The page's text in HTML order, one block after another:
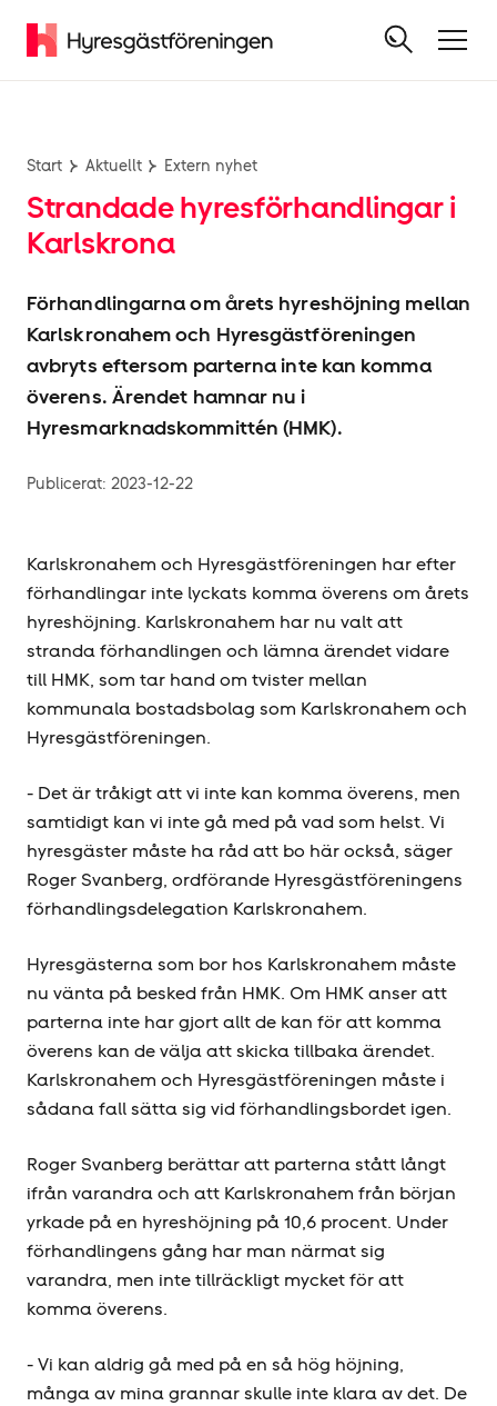
Start Aktuellt Extern nyhet
Strandade hyres­förhandlingar i
Karlskrona
Förhandlingarna om årets hyres­höjning mellan
Karlskronahem och Hyresgäst­föreningen
avbryts eftersom parterna inte kan komma
överens. Ärendet hamnar nu i
Hyresmarknadskommittén (HMK).
Publicerat: 2023-12-22
Karlskronahem och Hyresgäst­föreningen har efter
förhandlingar inte lyckats komma överens om årets
hyres­höjning. Karlskronahem har nu valt att
stranda förhandlingen och lämna ärendet vidare
till HMK, som tar hand om tvister mellan
kommunala bostadsbolag som Karlskronahem och
Hyresgäst­föreningen.
- Det är tråkigt att vi inte kan komma överens, men
samtidigt kan vi inte gå med på vad som helst. Vi
hyresgäster måste ha råd att bo här också, säger
Roger Svanberg, ordförande Hyresgäst­föreningens
förhandlingsdelegation Karlskronahem.
Hyresgästerna som bor hos Karlskronahem måste
nu vänta på besked från HMK. Om HMK anser att
parterna inte har gjort allt de kan för att komma
överens kan de välja att skicka tillbaka ärendet.
Karlskronahem och Hyresgäst­föreningen måste i
sådana fall sätta sig vid förhandlingsbordet igen.
Roger Svanberg berättar att parterna stått långt
ifrån varandra och att Karlskronahem från början
yrkade på en hyres­höjning på 10,6 procent. Under
förhandlingens gång har man närmat sig
varandra, men inte tillräckligt mycket för att
komma överens.
- Vi kan aldrig gå med på en så hög höjning,
många av mina grannar skulle inte klara av det. De